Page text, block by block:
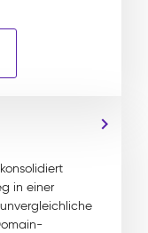
in einer